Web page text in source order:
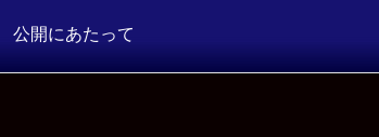
公開にあたって